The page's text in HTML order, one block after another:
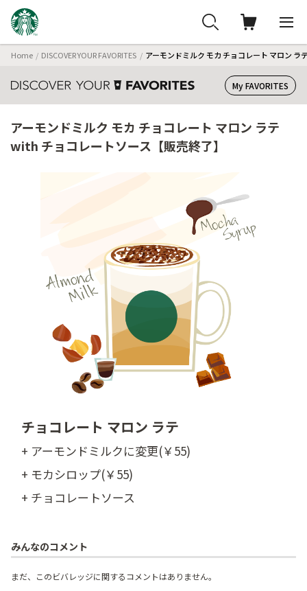
Home DISCOVER YOUR FAVORITES アーモンドミルク モカ チョコレート マロン
My FAVORITES
アーモンドミルク モカ チョコレート マロン ラテ
with チョコレートソース【販売終了】
チョコレート マロン ラテ
+ アーモンドミルクに変更(￥55)
+ モカシロップ(￥55)
+ チョコレートソース
みんなのコメント
まだ、このビバレッジに関するコメントはありません。